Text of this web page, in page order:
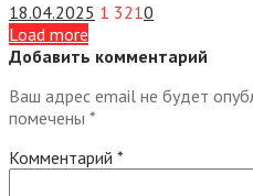
18.04.2025 1 3210
Load more
Добавить комментарий
Ваш адрес email не будет
помечены *
Комментарий *